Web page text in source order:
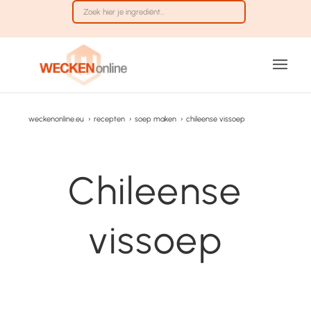
weckenonline.eu › recepten › soep maken › chileense vissoep
Chileense
vissoep